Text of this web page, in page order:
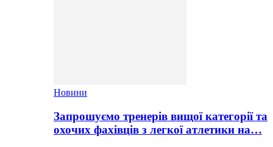
Новини
Запрошуємо тренерів вищої категорії та
охочих фахівців з легкої атлетики на…